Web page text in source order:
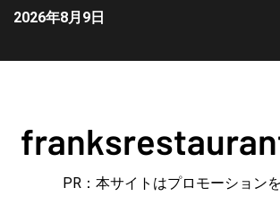
2026年8月9日
PR：本サイトはプロモーション